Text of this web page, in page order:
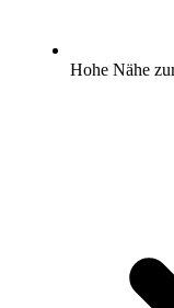
Hohe Nähe